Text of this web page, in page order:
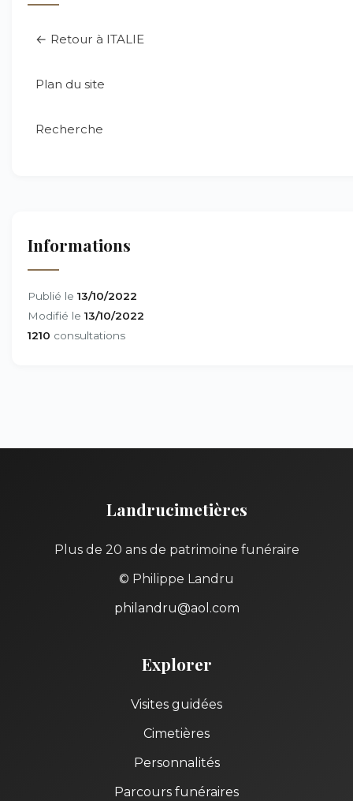
← Retour à ITALIE
Plan du site
Recherche
Informations
Publié le 13/10/2022
Modifié le 13/10/2022
1210 consultations
Landrucimetières
Plus de 20 ans de patrimoine funéraire
© Philippe Landru
philandru@aol.com
Explorer
Visites guidées
Cimetières
Personnalités
Parcours funéraires